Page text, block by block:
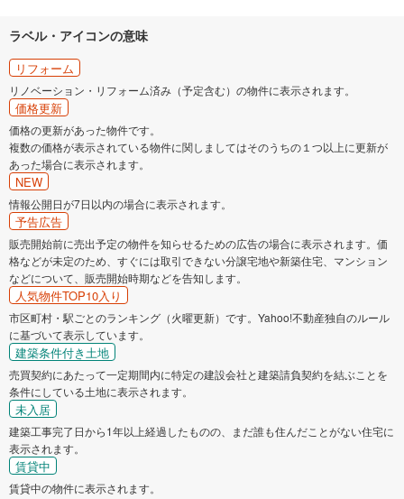
ラベル・アイコンの意味
リフォーム
リノベーション・リフォーム済み（予定含む）の物件に表示されます。
価格更新
価格の更新があった物件です。
複数の価格が表示されている物件に関しましてはそのうちの１つ以上に更新が
あった場合に表示されます。
NEW
情報公開日が7日以内の場合に表示されます。
予告広告
販売開始前に売出予定の物件を知らせるための広告の場合に表示されます。価
格などが未定のため、すぐには取引できない分譲宅地や新築住宅、マンション
などについて、販売開始時期などを告知します。
人気物件TOP10入り
市区町村・駅ごとのランキング（火曜更新）です。Yahoo!不動産独自のルール
に基づいて表示しています。
建築条件付き土地
売買契約にあたって一定期間内に特定の建設会社と建築請負契約を結ぶことを
条件にしている土地に表示されます。
未入居
建築工事完了日から1年以上経過したものの、まだ誰も住んだことがない住宅に
表示されます。
賃貸中
賃貸中の物件に表示されます。